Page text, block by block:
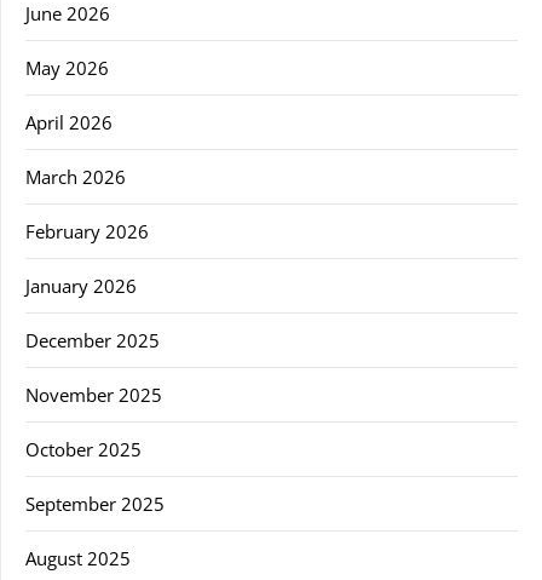
June 2026
May 2026
April 2026
March 2026
February 2026
January 2026
December 2025
November 2025
October 2025
September 2025
August 2025